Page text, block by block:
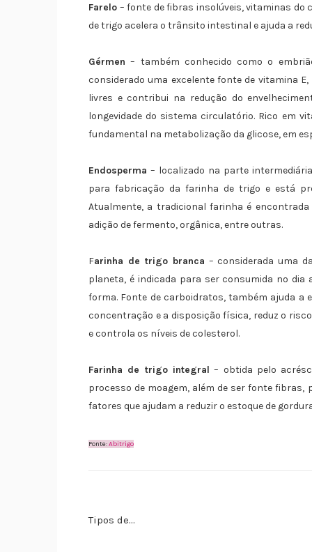
Farelo – fonte de fibras insolúveis, vitaminas do
de trigo acelera o trânsito intestinal e ajuda a
Gérmen – também conhecido como o
considerado uma excelente fonte de vitamina
livres e contribui na redução do
longevidade do sistema circulatório. Rico em
fundamental na metabolização da glicose, em
Endosperma – localizado na parte
para fabricação da farinha de trigo e está
Atualmente, a tradicional farinha é
adição de fermento, orgânica, entre outras.
Farinha de trigo branca – considerada uma
planeta, é indicada para ser consumida no
forma. Fonte de carboidratos, também ajuda a
concentração e a disposição física, reduz o
e controla os níveis de colesterol.
Farinha de trigo integral – obtida pelo
processo de moagem, além de ser fonte
fatores que ajudam a reduzir o estoque de
Fonte:Abitrigo
Tipos de...